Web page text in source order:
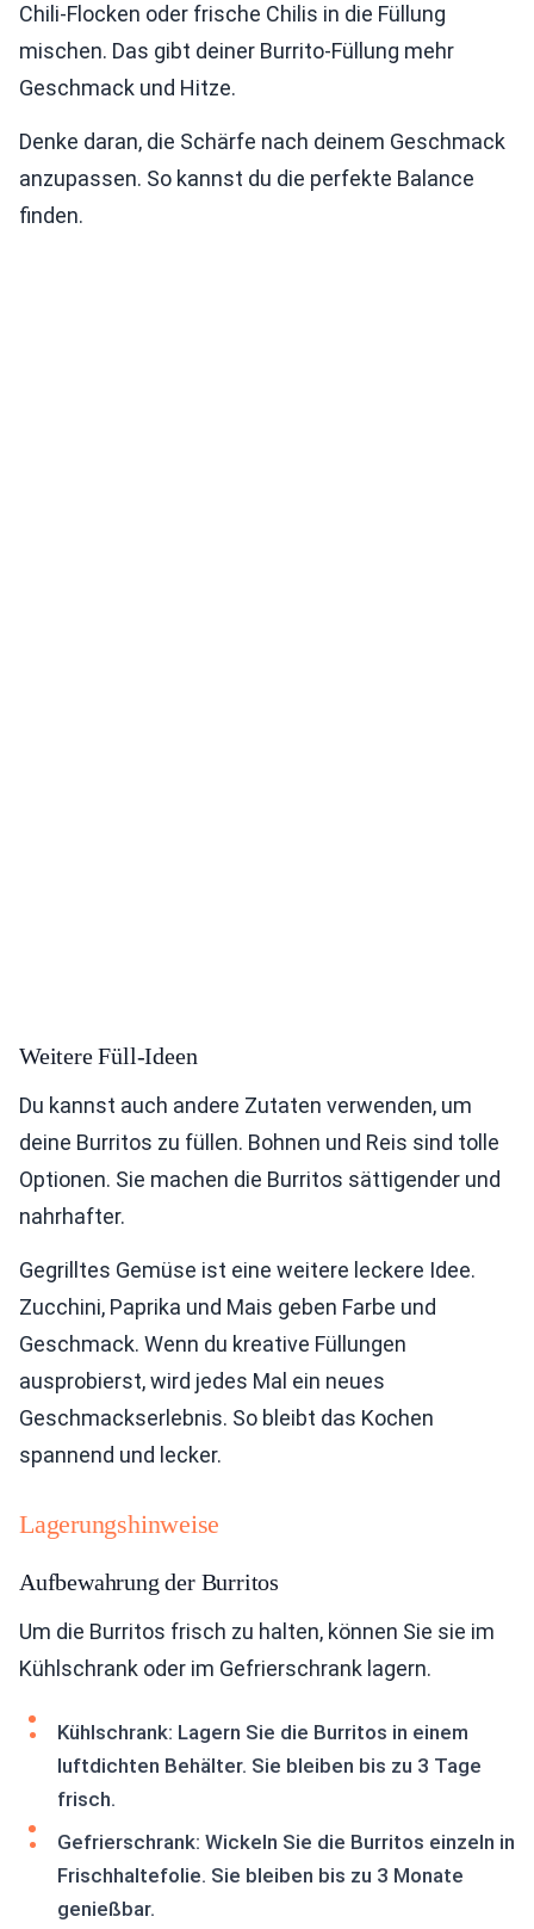
Chili-Flocken oder frische Chilis in die Füllung
mischen. Das gibt deiner Burrito-Füllung mehr
Geschmack und Hitze.
Denke daran, die Schärfe nach deinem Geschmack
anzupassen. So kannst du die perfekte Balance
finden.
Weitere Füll-Ideen
Du kannst auch andere Zutaten verwenden, um
deine Burritos zu füllen. Bohnen und Reis sind tolle
Optionen. Sie machen die Burritos sättigender und
nahrhafter.
Gegrilltes Gemüse ist eine weitere leckere Idee.
Zucchini, Paprika und Mais geben Farbe und
Geschmack. Wenn du kreative Füllungen
ausprobierst, wird jedes Mal ein neues
Geschmackserlebnis. So bleibt das Kochen
spannend und lecker.
Lagerungshinweise
Aufbewahrung der Burritos
Um die Burritos frisch zu halten, können Sie sie im
Kühlschrank oder im Gefrierschrank lagern.
Kühlschrank: Lagern Sie die Burritos in einem
luftdichten Behälter. Sie bleiben bis zu 3 Tage
frisch.
Gefrierschrank: Wickeln Sie die Burritos einzeln in
Frischhaltefolie. Sie bleiben bis zu 3 Monate
genießbar.